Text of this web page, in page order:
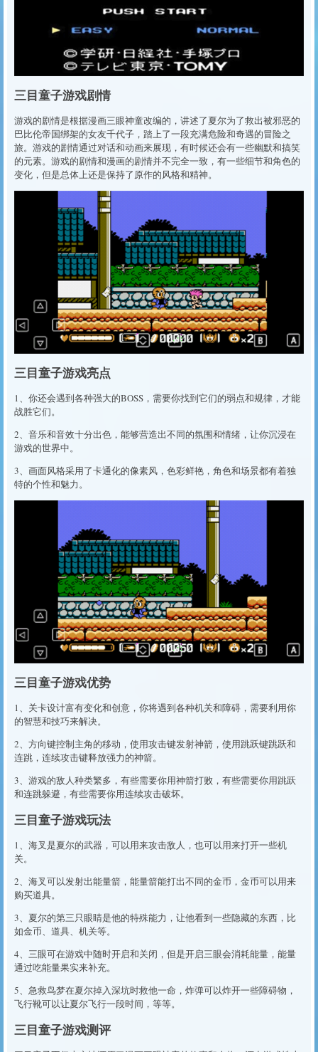
三目童子游戏剧情
游戏的剧情是根据漫画三眼神童改编的，讲述了夏尔为了救出被邪恶的
巴比伦帝国绑架的女友千代子，踏上了一段充满危险和奇遇的冒险之
旅。游戏的剧情通过对话和动画来展现，有时候还会有一些幽默和搞笑
的元素。游戏的剧情和漫画的剧情并不完全一致，有一些细节和角色的
变化，但是总体上还是保持了原作的风格和精神。
三目童子游戏亮点
1、你还会遇到各种强大的BOSS，需要你找到它们的弱点和规律，才能
战胜它们。
2、音乐和音效十分出色，能够营造出不同的氛围和情绪，让你沉浸在
游戏的世界中。
3、画面风格采用了卡通化的像素风，色彩鲜艳，角色和场景都有着独
特的个性和魅力。
三目童子游戏优势
1、关卡设计富有变化和创意，你将遇到各种机关和障碍，需要利用你
的智慧和技巧来解决。
2、方向键控制主角的移动，使用攻击键发射神箭，使用跳跃键跳跃和
连跳，连续攻击键释放强力的神箭。
3、游戏的敌人种类繁多，有些需要你用神箭打败，有些需要你用跳跃
和连跳躲避，有些需要你用连续攻击破坏。
三目童子游戏玩法
1、海叉是夏尔的武器，可以用来攻击敌人，也可以用来打开一些机
关。
2、海叉可以发射出能量箭，能量箭能打出不同的金币，金币可以用来
购买道具。
3、夏尔的第三只眼睛是他的特殊能力，让他看到一些隐藏的东西，比
如金币、道具、机关等。
4、三眼可在游戏中随时开启和关闭，但是开启三眼会消耗能量，能量
通过吃能量果实来补充。
5、急救鸟梦在夏尔掉入深坑时救他一命，炸弹可以炸开一些障碍物，
飞行靴可以让夏尔飞行一段时间，等等。
三目童子游戏测评